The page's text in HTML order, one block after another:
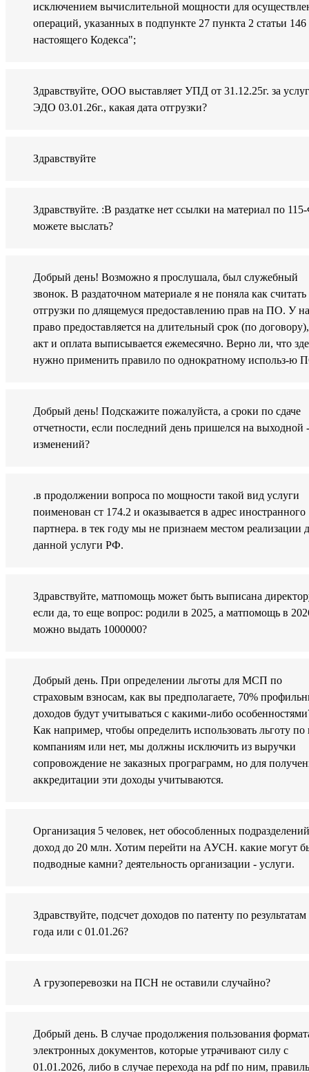
исключением вычислительной мощности для
операций, указанных в подпункте 27 пункта 2 статьи 146
настоящего Кодекса";
Здравствуйте, ООО выставляет УПД от 31.12.25г. за
ЭДО 03.01.26г., какая дата отгрузки?
Здравствуйте
Здравствуйте. :В раздатке нет ссылки на материал по
можете выслать?
Добрый день! Возможно я прослушала, был служебный
звонок. В раздаточном материале я не поняла как считать
отгрузки по длящемуся предоставлению прав на ПО. У
право предоставляется на длительный срок (по
акт и оплата выписывается ежемесячно. Верно ли, что
нужно применить правило по однократному использ-ю
Добрый день! Подскажите пожалуйста, а сроки по сдаче
отчетности, если последний день пришелся на выходной
изменений?
.в продолжении вопроса по мощности такой вид услуги
поименован ст 174.2 и оказывается в адрес иностранного
партнера. в тек году мы не признаем местом реализации
данной услуги РФ.
Здравствуйте, матпомощь может быть выписана
если да, то еще вопрос: родили в 2025, а матпомощь в
можно выдать 1000000?
Добрый день. При определении льготы для МСП по
страховым взносам, как вы предполагаете, 70%
доходов будут учитываться с какими-либо
Как например, чтобы определить использовать льготу по
компаниям или нет, мы должны исключить из выручки
сопровождение не заказных програграмм, но для
аккредитации эти доходы учитываются.
Организация 5 человек, нет обособленных
доход до 20 млн. Хотим перейти на АУСН. какие могут
подводные камни? деятельность организации - услуги.
Здравствуйте, подсчет доходов по патенту по
года или с 01.01.26?
А грузоперевозки на ПСН не оставили случайно?
Добрый день. В случае продолжения пользования
электронных документов, которые утрачивают силу с
01.01.2026, либо в случае перехода на pdf по ним,